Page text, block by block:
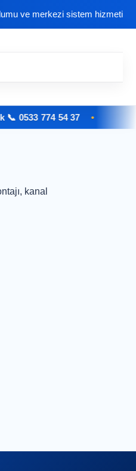
ve merkezi sistem hizmeti
774 54 37
kanal